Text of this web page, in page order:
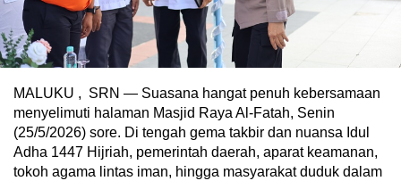
MALUKU , SRN — Suasana hangat penuh kebersamaan
menyelimuti halaman Masjid Raya Al-Fatah, Senin
(25/5/2026) sore. Di tengah gema takbir dan nuansa Idul
Adha 1447 Hijriah, pemerintah daerah, aparat keamanan,
tokoh agama lintas iman, hingga masyarakat duduk dalam